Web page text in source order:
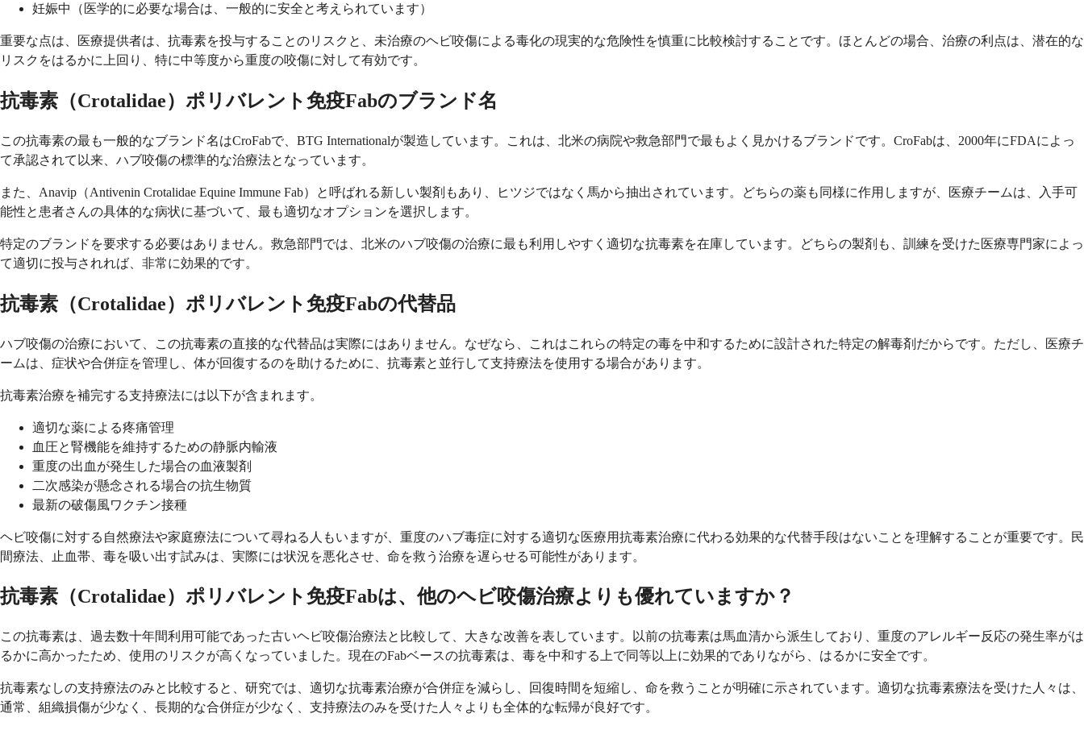
妊娠中（医学的に必要な場合は、一般的に安全と考えられています）
重要な点は、医療提供者は、抗毒素を投与することのリスクと、未治療のヘビ咬傷による毒化の現実的な危険性を慎重に比較検討することです。ほとんどの場合、治療の利点は、潜在的な
リスクをはるかに上回り、特に中等度から重度の咬傷に対して有効です。
抗毒素（Crotalidae）ポリバレント免疫Fabのブランド名
この抗毒素の最も一般的なブランド名はCroFabで、BTG Internationalが製造しています。これは、北米の病院や救急部門で最もよく見かけるブランドです。CroFabは、2000年にFDAによっ
て承認されて以来、ハブ咬傷の標準的な治療法となっています。
また、Anavip（Antivenin Crotalidae Equine Immune Fab）と呼ばれる新しい製剤もあり、ヒツジではなく馬から抽出されています。どちらの薬も同様に作用しますが、医療チームは、入手可
能性と患者さんの具体的な病状に基づいて、最も適切なオプションを選択します。
特定のブランドを要求する必要はありません。救急部門では、北米のハブ咬傷の治療に最も利用しやすく適切な抗毒素を在庫しています。どちらの製剤も、訓練を受けた医療専門家によっ
て適切に投与されれば、非常に効果的です。
抗毒素（Crotalidae）ポリバレント免疫Fabの代替品
ハブ咬傷の治療において、この抗毒素の直接的な代替品は実際にはありません。なぜなら、これはこれらの特定の毒を中和するために設計された特定の解毒剤だからです。ただし、医療チ
ームは、症状や合併症を管理し、体が回復するのを助けるために、抗毒素と並行して支持療法を使用する場合があります。
抗毒素治療を補完する支持療法には以下が含まれます。
適切な薬による疼痛管理
血圧と腎機能を維持するための静脈内輸液
重度の出血が発生した場合の血液製剤
二次感染が懸念される場合の抗生物質
最新の破傷風ワクチン接種
ヘビ咬傷に対する自然療法や家庭療法について尋ねる人もいますが、重度のハブ毒症に対する適切な医療用抗毒素治療に代わる効果的な代替手段はないことを理解することが重要です。民
間療法、止血帯、毒を吸い出す試みは、実際には状況を悪化させ、命を救う治療を遅らせる可能性があります。
抗毒素（Crotalidae）ポリバレント免疫Fabは、他のヘビ咬傷治療よりも優れていますか？
この抗毒素は、過去数十年間利用可能であった古いヘビ咬傷治療法と比較して、大きな改善を表しています。以前の抗毒素は馬血清から派生しており、重度のアレルギー反応の発生率がは
るかに高かったため、使用のリスクが高くなっていました。現在のFabベースの抗毒素は、毒を中和する上で同等以上に効果的でありながら、はるかに安全です。
抗毒素なしの支持療法のみと比較すると、研究では、適切な抗毒素治療が合併症を減らし、回復時間を短縮し、命を救うことが明確に示されています。適切な抗毒素療法を受けた人々は、
通常、組織損傷が少なく、長期的な合併症が少なく、支持療法のみを受けた人々よりも全体的な転帰が良好です。